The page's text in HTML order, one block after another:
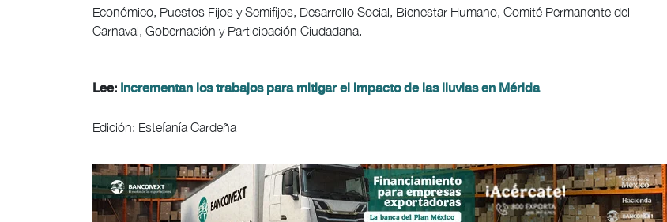
Económico, Puestos Fijos y Semifijos, Desarrollo Social, Bienestar Humano, Comité Permanente del
Carnaval, Gobernación y Participación Ciudadana.
Lee: Incrementan los trabajos para mitigar el impacto de las lluvias en Mérida
Edición: Estefanía Cardeña